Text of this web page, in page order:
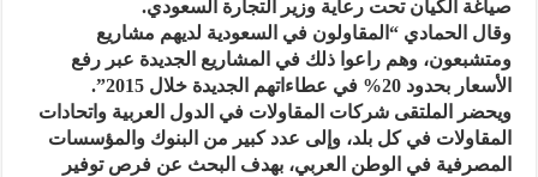
صياغة الكيان تحت رعاية وزير التجارة السعودي.
وقال الحمادي “المقاولون في السعودية لديهم مشاريع
ومتشبعون، وهم راعوا ذلك في المشاريع الجديدة عبر رفع
الأسعار بحدود 20% في عطاءاتهم الجديدة خلال 2015”.
ويحضر الملتقى شركات المقاولات في الدول العربية واتحادات
المقاولات في كل بلد، وإلى عدد كبير من البنوك والمؤسسات
المصرفية في الوطن العربي، بهدف البحث عن فرص توفير